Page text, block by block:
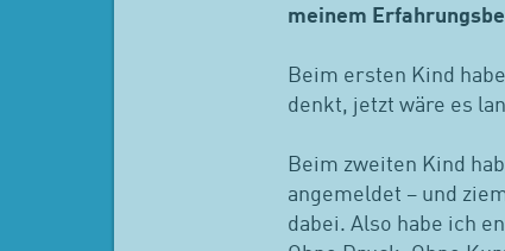
meinem
Beim ersten Kind
denkt, jetzt wäre es
Beim zweiten Kind
angemeldet – und
dabei. Also habe ich